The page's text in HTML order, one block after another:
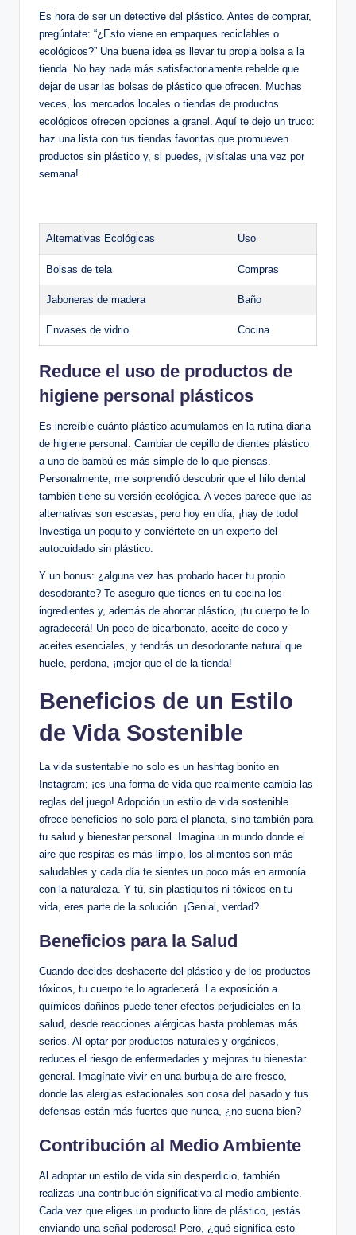
Es hora de ser un detective del plástico. Antes de comprar,
pregúntate: “¿Esto viene en empaques reciclables o
ecológicos?” Una buena idea es llevar tu propia bolsa a la
tienda. No hay nada más satisfactoriamente rebelde que
dejar de usar las bolsas de plástico que ofrecen. Muchas
veces, los mercados locales o tiendas de productos
ecológicos ofrecen opciones a granel. Aquí te dejo un truco:
haz una lista con tus tiendas favoritas que promueven
productos sin plástico y, si puedes, ¡visítalas una vez por
semana!
Alternativas Ecológicas Uso
Bolsas de tela Compras
Jaboneras de madera Baño
Envases de vidrio Cocina
Reduce el uso de productos de
higiene personal plásticos
Es increíble cuánto plástico acumulamos en la rutina diaria
de higiene personal. Cambiar de cepillo de dientes plástico
a uno de bambú es más simple de lo que piensas.
Personalmente, me sorprendió descubrir que el hilo dental
también tiene su versión ecológica. A veces parece que las
alternativas son escasas, pero hoy en día, ¡hay de todo!
Investiga un poquito y conviértete en un experto del
autocuidado sin plástico.
Y un bonus: ¿alguna vez has probado hacer tu propio
desodorante? Te aseguro que tienes en tu cocina los
ingredientes y, además de ahorrar plástico, ¡tu cuerpo te lo
agradecerá! Un poco de bicarbonato, aceite de coco y
aceites esenciales, y tendrás un desodorante natural que
huele, perdona, ¡mejor que el de la tienda!
Beneficios de un Estilo
de Vida Sostenible
La vida sustentable no solo es un hashtag bonito en
Instagram; ¡es una forma de vida que realmente cambia las
reglas del juego! Adopción un estilo de vida sostenible
ofrece beneficios no solo para el planeta, sino también para
tu salud y bienestar personal. Imagina un mundo donde el
aire que respiras es más limpio, los alimentos son más
saludables y cada día te sientes un poco más en armonía
con la naturaleza. Y tú, sin plastiquitos ni tóxicos en tu
vida, eres parte de la solución. ¡Genial, verdad?
Beneficios para la Salud
Cuando decides deshacerte del plástico y de los productos
tóxicos, tu cuerpo te lo agradecerá. La exposición a
químicos dañinos puede tener efectos perjudiciales en la
salud, desde reacciones alérgicas hasta problemas más
serios. Al optar por productos naturales y orgánicos,
reduces el riesgo de enfermedades y mejoras tu bienestar
general. Imagínate vivir en una burbuja de aire fresco,
donde las alergias estacionales son cosa del pasado y tus
defensas están más fuertes que nunca, ¿no suena bien?
Contribución al Medio Ambiente
Al adoptar un estilo de vida sin desperdicio, también
realizas una contribución significativa al medio ambiente.
Cada vez que eliges un producto libre de plástico, ¡estás
enviando una señal poderosa! Pero, ¿qué significa esto